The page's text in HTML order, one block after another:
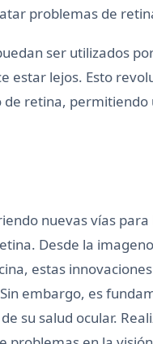
problemas de
ser utilizados
estar lejos. Esto
retina, permitiendo
nuevas vías para
Desde la
estas
embargo, es
su salud ocular.